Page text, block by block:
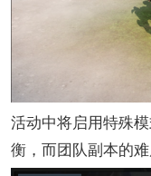
活动中将启用特殊
衡，而团队副本的难